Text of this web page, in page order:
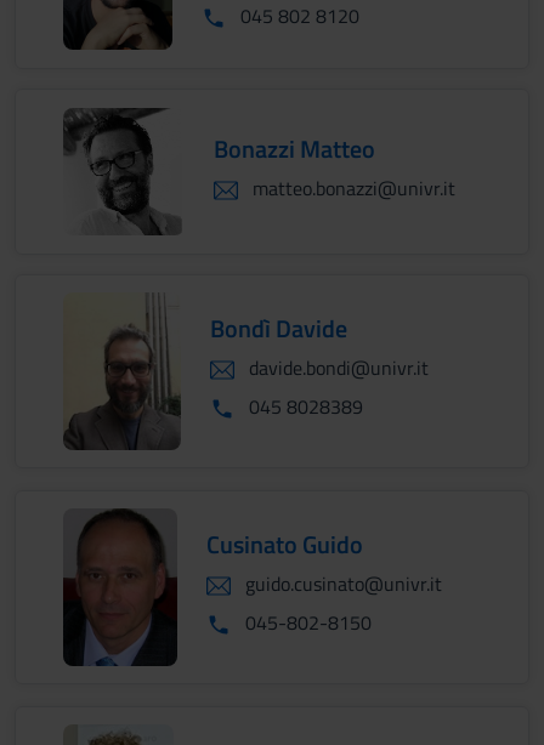
045 802 8120
Bonazzi Matteo
matteo.bonazzi@univr.it
Bondì Davide
davide.bondi@univr.it
045 8028389
Cusinato Guido
guido.cusinato@univr.it
045-802-8150